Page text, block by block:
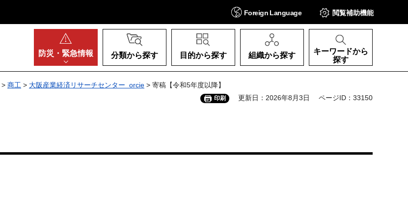
Foreign Language 閲覧補助機能
防災・ 緊急情報 分類から探す 目的から探す 組織から探す
キーワードから
探す
> 商工 > 大阪産業経済リサーチセンター orcie > 寄稿【令和5年度以降】
印刷 更新日：2026年8月3日 ページID：33150